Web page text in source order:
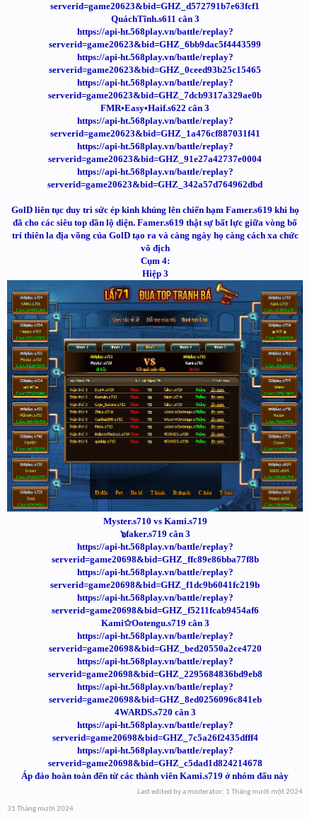
serverid=game20623&bid=GHZ_d572791b7e63fcf1
QuáchTĩnh.s611 cân 3
https://api-ht.568play.vn/battle/replay?
serverid=game20623&bid=GHZ_6bb9dac5f4443599
https://api-ht.568play.vn/battle/replay?
serverid=game20623&bid=GHZ_0ceed93b25c15465
https://api-ht.568play.vn/battle/replay?
serverid=game20623&bid=GHZ_7dcb9317a329ae0b
FMR•Easy•Haif.s622 cân 3
https://api-ht.568play.vn/battle/replay?
serverid=game20623&bid=GHZ_1a476cf887031f41
https://api-ht.568play.vn/battle/replay?
serverid=game20623&bid=GHZ_91e27a42737e0004
https://api-ht.568play.vn/battle/replay?
serverid=game20623&bid=GHZ_342a57d764962dbd
GolD liên tục duy trì sức ép kinh khủng lên chiến hạm Famer.s619 khi họ
đã cho các siêu top dần lộ diện. Famer.s619 thật sự bất lực giữa vòng bố
trí thiên la địa võng của GolD tạo ra và càng ngày họ càng cách xa chức
vô địch
Cụm 4:
Hiệp 3
Myster.s710 vs Kami.s719
๖faker.s719 cân 3
https://api-ht.568play.vn/battle/replay?
serverid=game20698&bid=GHZ_ffc89e86bba77f8b
https://api-ht.568play.vn/battle/replay?
serverid=game20698&bid=GHZ_f1dc9b6041fc219b
https://api-ht.568play.vn/battle/replay?
serverid=game20698&bid=GHZ_f5211fcab9454af6
Kami✩Ootengu.s719 cân 3
https://api-ht.568play.vn/battle/replay?
serverid=game20698&bid=GHZ_bed20550a2ce4720
https://api-ht.568play.vn/battle/replay?
serverid=game20698&bid=GHZ_2295684836bd9eb8
https://api-ht.568play.vn/battle/replay?
serverid=game20698&bid=GHZ_8ed0256096c841eb
4WARDS.s720 cân 3
https://api-ht.568play.vn/battle/replay?
serverid=game20698&bid=GHZ_7c5a26f2435dfff4
https://api-ht.568play.vn/battle/replay?
serverid=game20698&bid=GHZ_c5dad1d824214678
Áp đảo hoàn toàn đến từ các thành viên Kami.s719 ở nhóm đấu này
Last edited by a moderator: 1 Tháng mười một 2024
31 Tháng mười 2024